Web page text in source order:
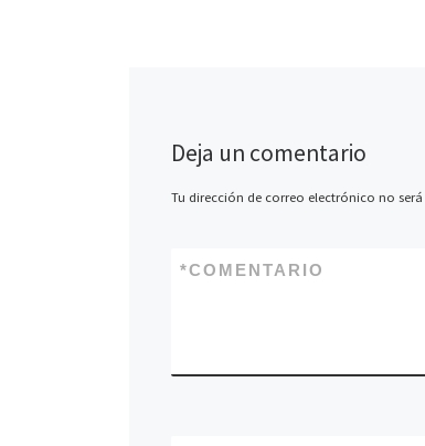
Deja un comentario
Tu dirección de correo electrónico no
COMENTARIO
*